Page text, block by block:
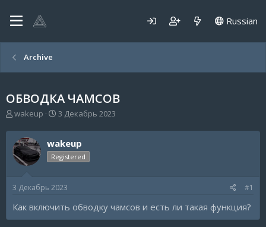
Russian
Archive
ОБВОДКА ЧАМСОВ
А
т
о
р
м
wakeup
Д
т
а
н
а
а
3 Декабрь 2023
wakeup
Registered
3 Декабрь 2023 #1
Как включить обводку чамсов и есть ли такая функция?